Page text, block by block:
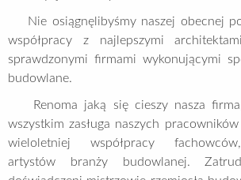
Nie osiągnęlibyśmy naszej obecnej
współpracy z najlepszymi
sprawdzonymi firmami wykonującymi
budowlane.
Renoma jaką się cieszy nasza
wszystkim zasługa naszych
wieloletniej współpracy
artystów branży budowlanej.